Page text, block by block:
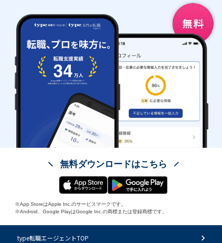
無料ダウンロードはこちら
※App StoreはApple Inc.のサービスマークです。
※Android、Google PlayはGoogle Inc.の商標または登録商標です。
type転職エージェントTOP